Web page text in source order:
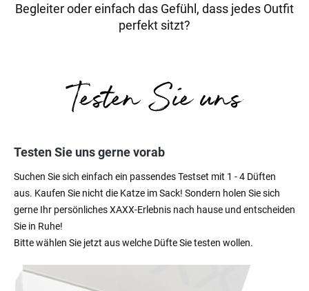
Begleiter oder einfach das Gefühl, dass jedes Outfit
perfekt sitzt?
Testen Sie uns gerne vorab
Suchen Sie sich einfach ein passendes Testset mit 1 - 4 Düften
aus. Kaufen Sie nicht die Katze im Sack! Sondern holen Sie sich
gerne Ihr persönliches XAXX-Erlebnis nach hause und entscheiden
Sie in Ruhe!
Bitte wählen Sie jetzt aus welche Düfte Sie testen wollen.